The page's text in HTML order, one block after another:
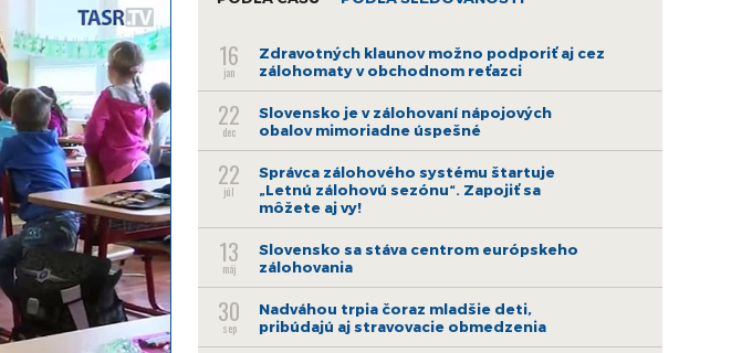
16
jan
Zdravotných klaunov možno podporiť aj cez
zálohomaty v obchodnom reťazci
22
dec
Slovensko je v zálohovaní nápojových
obalov mimoriadne úspešné
22
júl
Správca zálohového systému štartuje
„Letnú zálohovú sezónu“. Zapojiť sa
môžete aj vy!
13
máj
Slovensko sa stáva centrom európskeho
zálohovania
30
sep
Nadváhou trpia čoraz mladšie deti,
pribúdajú aj stravovacie obmedzenia